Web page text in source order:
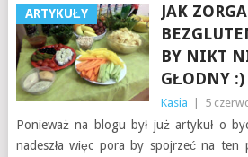
ARTYKUŁY
JAK
BY NIKT
GŁODNY :)
Kasia 5
Ponieważ na blogu był już artykuł o
nadeszła więc pora by spojrzeć na